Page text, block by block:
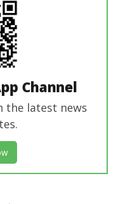
Channel
the latest news